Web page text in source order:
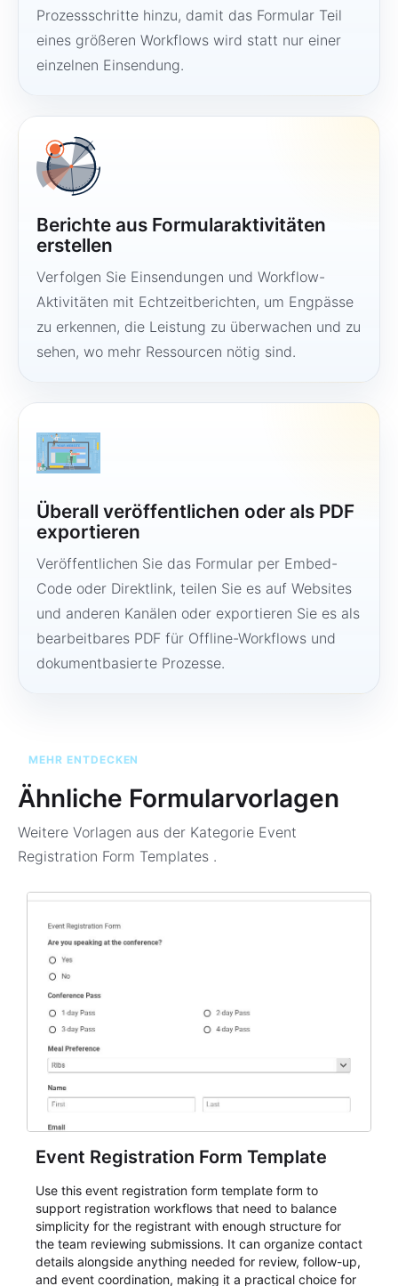
Prozessschritte hinzu, damit das Formular Teil
eines größeren Workflows wird statt nur einer
einzelnen Einsendung.
Berichte aus Formularaktivitäten
erstellen
Verfolgen Sie Einsendungen und Workflow-
Aktivitäten mit Echtzeitberichten, um Engpässe
zu erkennen, die Leistung zu überwachen und zu
sehen, wo mehr Ressourcen nötig sind.
Überall veröffentlichen oder als PDF
exportieren
Veröffentlichen Sie das Formular per Embed-
Code oder Direktlink, teilen Sie es auf Websites
und anderen Kanälen oder exportieren Sie es als
bearbeitbares PDF für Offline-Workflows und
dokumentbasierte Prozesse.
MEHR ENTDECKEN
Ähnliche Formularvorlagen
Weitere Vorlagen aus der Kategorie Event
Registration Form Templates .
Event Registration Form Template
Use this event registration form template form to
support registration workflows that need to balance
simplicity for the registrant with enough structure for
the team reviewing submissions. It can organize contact
details alongside anything needed for review, follow-up,
and event coordination, making it a practical choice for